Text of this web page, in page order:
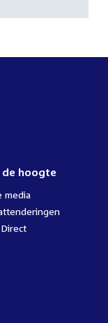
hoogte
media